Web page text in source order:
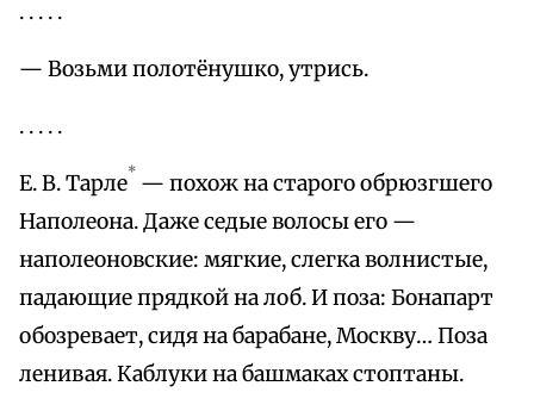
. . . . .
— Возьми полотёнушко, утрись.
. . . . .
Е. В. Тарле* — похож на старого обрюзгшего
Наполеона. Даже седые волосы его —
наполеоновские: мягкие, слегка волнистые,
падающие прядкой на лоб. И поза: Бонапарт
обозревает, сидя на барабане, Москву… Поза
ленивая. Каблуки на башмаках стоптаны.